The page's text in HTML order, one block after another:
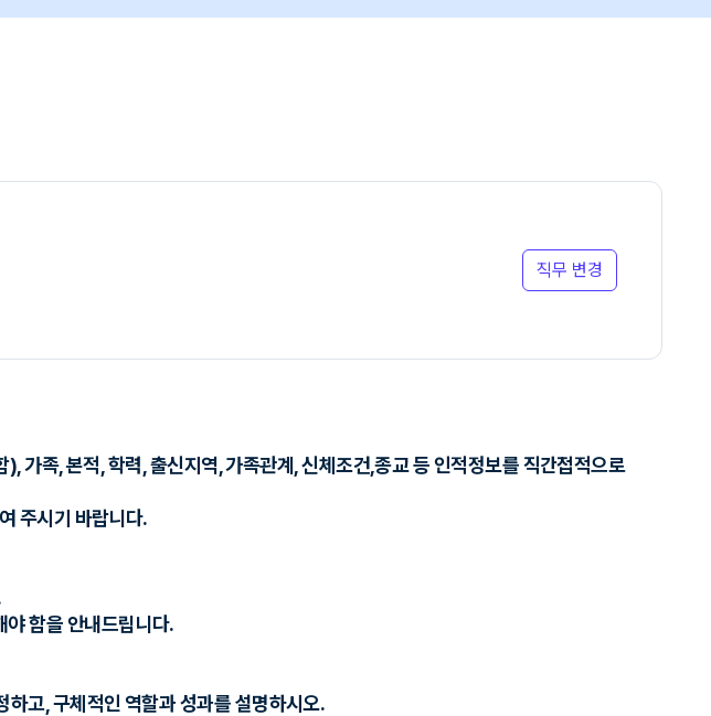
직무 변경
가족, 본적, 학력, 출신지역, 가족관계, 신체조건,종교 등 인적정보를 직간접적으로
주시기 바랍니다.
야 함을 안내드립니다.
고, 구체적인 역할과 성과를 설명하시오.